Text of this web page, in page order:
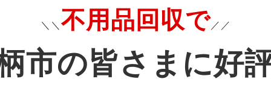
＼＼ 不用品回収で ／／
市の皆さまに好